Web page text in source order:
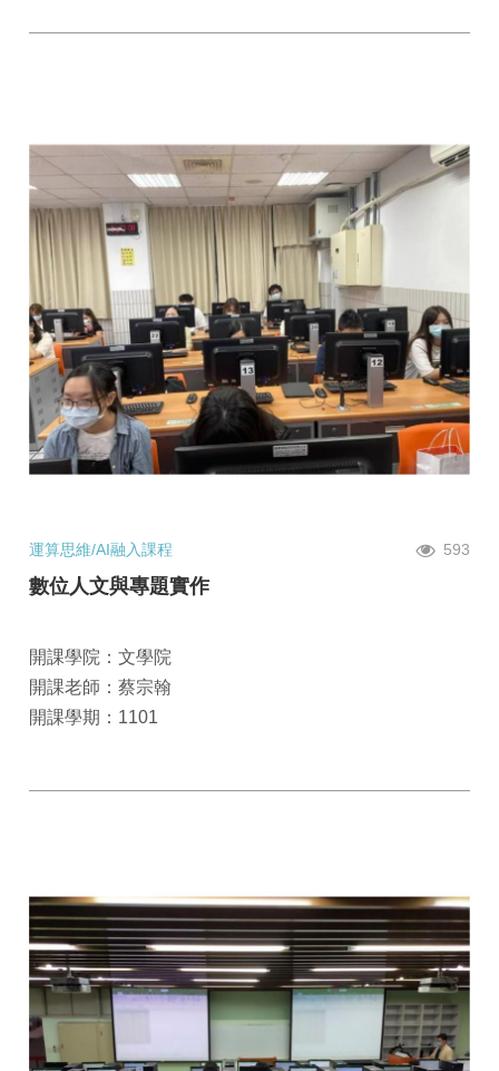
運算思維/AI融入課程 593
數位人文與專題實作
開課學院：文學院
開課老師：蔡宗翰
開課學期：1101